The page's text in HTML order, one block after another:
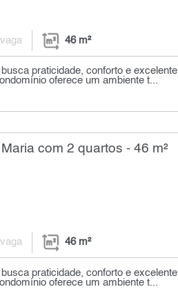
46 m²
praticidade, conforto e excelente
oferece um ambiente t...
com 2 quartos - 46 m²
46 m²
praticidade, conforto e excelente
oferece um ambiente t...